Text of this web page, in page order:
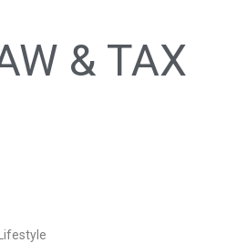
& TAX
Lifestyle